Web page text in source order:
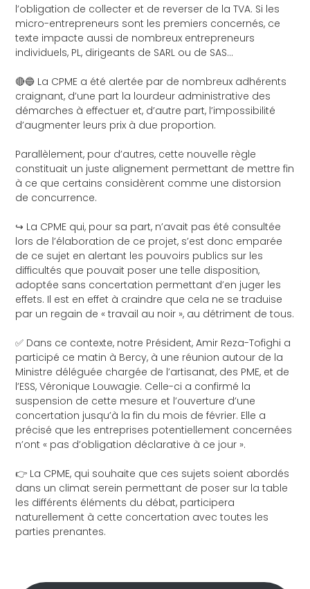
l’obligation de collecter et de reverser de la TVA. Si les
micro-entrepreneurs sont les premiers concernés, ce
texte impacte aussi de nombreux entrepreneurs
individuels, PL, dirigeants de SARL ou de SAS…
🔴🔵 La CPME a été alertée par de nombreux adhérents
craignant, d’une part la lourdeur administrative des
démarches à effectuer et, d’autre part, l’impossibilité
d’augmenter leurs prix à due proportion.
Parallèlement, pour d’autres, cette nouvelle règle
constituait un juste alignement permettant de mettre fin
à ce que certains considèrent comme une distorsion
de concurrence.
↪️ La CPME qui, pour sa part, n’avait pas été consultée
lors de l’élaboration de ce projet, s’est donc emparée
de ce sujet en alertant les pouvoirs publics sur les
difficultés que pouvait poser une telle disposition,
adoptée sans concertation permettant d’en juger les
effets. Il est en effet à craindre que cela ne se traduise
par un regain de « travail au noir », au détriment de tous.
✅ Dans ce contexte, notre Président,Amir Reza-Tofighi a
participé ce matin à Bercy, à une réunion autour de la
Ministre déléguée chargée de l’artisanat, des PME, et de
l’ESS, Véronique Louwagie. Celle-ci a confirmé la
suspension de cette mesure et l’ouverture d’une
concertation jusqu’à la fin du mois de février. Elle a
précisé que les entreprises potentiellement concernées
n’ont « pas d’obligation déclarative à ce jour ».
👉 La CPME, qui souhaite que ces sujets soient abordés
dans un climat serein permettant de poser sur la table
les différents éléments du débat, participera
naturellement à cette concertation avec toutes les
parties prenantes.